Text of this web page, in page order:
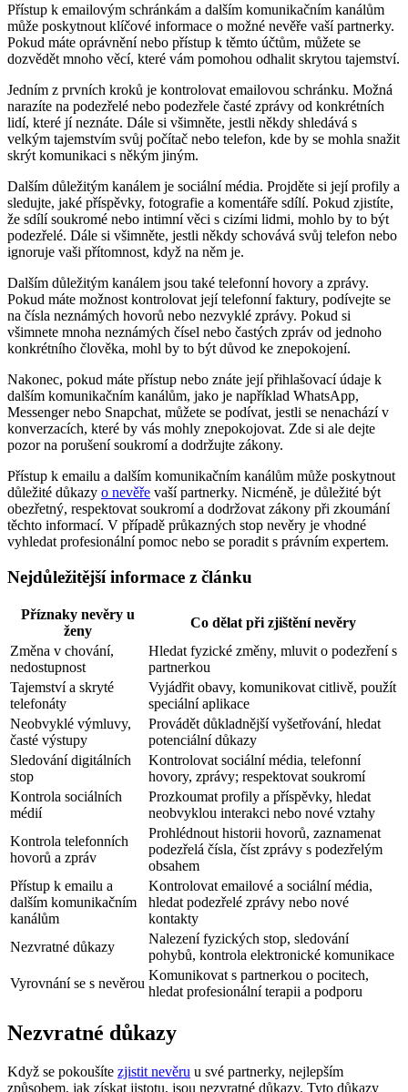
Přístup k emailovým schránkám a dalším komunikačním kanálům
může poskytnout klíčové informace o možné nevěře vaší partnerky.
Pokud máte oprávnění nebo přístup k těmto účtům, můžete se
dozvědět mnoho věcí, které vám pomohou odhalit skrytou tajemství.
Jedním z prvních kroků je kontrolovat emailovou schránku. Možná
narazíte na podezřelé nebo podezřele časté zprávy od konkrétních
lidí, které jí neznáte. Dále si všimněte, jestli někdy shledává s
velkým tajemstvím svůj počítač nebo telefon, kde by se mohla snažit
skrýt komunikaci s někým jiným.
Dalším důležitým kanálem je sociální média. Projděte si její profily a
sledujte, jaké příspěvky, fotografie a komentáře sdílí. Pokud zjistíte,
že sdílí soukromé nebo intimní věci s cizími lidmi, mohlo by to být
podezřelé. Dále si všimněte, jestli někdy schovává svůj telefon nebo
ignoruje vaši přítomnost, když na něm je.
Dalším důležitým kanálem jsou také telefonní hovory a zprávy.
Pokud máte možnost kontrolovat její telefonní faktury, podívejte se
na čísla neznámých hovorů nebo nezvyklé zprávy. Pokud si
všimnete mnoha neznámých čísel nebo častých zpráv od jednoho
konkrétního člověka, mohl by to být důvod ke znepokojení.
Nakonec, pokud máte přístup nebo znáte její přihlašovací údaje k
dalším komunikačním kanálům, jako je například WhatsApp,
Messenger nebo Snapchat, můžete se podívat, jestli se nenachází v
konverzacích, které by vás mohly znepokojovat. Zde si ale dejte
pozor na porušení soukromí a dodržujte zákony.
Přístup k emailu a dalším komunikačním kanálům může poskytnout
důležité důkazy o nevěře vaší partnerky. Nicméně, je důležité být
obezřetný, respektovat soukromí a dodržovat zákony při zkoumání
těchto informací. V případě průkazných stop nevěry je vhodné
vyhledat profesionální pomoc nebo se poradit s právním expertem.
Nejdůležitější informace z článku
Příznaky nevěry u
ženy
Co dělat při zjištění nevěry
Změna v chování,
nedostupnost
Hledat fyzické změny, mluvit o podezření s
partnerkou
Tajemství a skryté
telefonáty
Vyjádřit obavy, komunikovat citlivě, použít
speciální aplikace
Neobvyklé výmluvy,
časté výstupy
Provádět důkladnější vyšetřování, hledat
potenciální důkazy
Sledování digitálních
stop
Kontrolovat sociální média, telefonní
hovory, zprávy; respektovat soukromí
Kontrola sociálních
médií
Prozkoumat profily a příspěvky, hledat
neobvyklou interakci nebo nové vztahy
Kontrola telefonních
hovorů a zpráv
Prohlédnout historii hovorů, zaznamenat
podezřelá čísla, číst zprávy s podezřelým
obsahem
Přístup k emailu a
dalším komunikačním
kanálům
Kontrolovat emailové a sociální média,
hledat podezřelé zprávy nebo nové
kontakty
Nezvratné důkazy
Nalezení fyzických stop, sledování
pohybů, kontrola elektronické komunikace
Vyrovnání se s nevěrou
Komunikovat s partnerkou o pocitech,
hledat profesionální terapii a podporu
Nezvratné důkazy
Když se pokoušíte zjistit nevěru u své partnerky, nejlepším
způsobem, jak získat jistotu, jsou nezvratné důkazy. Tyto důkazy